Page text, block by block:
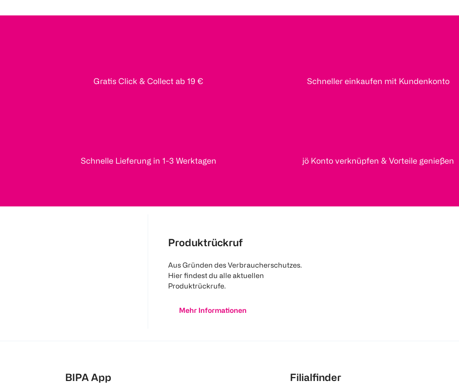
Gratis Click & Collect ab 19 € Schneller einkaufen mit Kundenkonto
Schnelle Lieferung in 1-3 Werktagen jö Konto verknüpfen & Vorteile genießen
Produktrückruf
Aus Gründen des Verbraucherschutzes.
Hier findest du alle aktuellen
Produktrückrufe.
Mehr Informationen
BIPA App Filialfinder